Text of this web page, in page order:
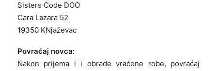
Sisters Code DOO
Cara Lazara 52
19350 KNjaževac
Povraćaj novca:
Nakon prijema i i obrade vraćene robe, povraćaj